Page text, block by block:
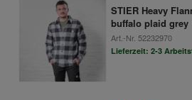
STIER Heavy
buffalo plaid grey
Art.-Nr. 52232970
Lieferzeit: 2-3